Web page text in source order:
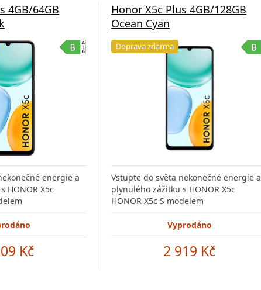
4GB/64GB
energie a
HONOR X5c
Kč
Honor X5c Plus 4GB/128GB
Ocean Cyan
Doprava zdarma
Vstupte do světa nekonečné energie a
plynulého zážitku s HONOR X5c
HONOR X5c S modelem
Vyprodáno
2 919 Kč